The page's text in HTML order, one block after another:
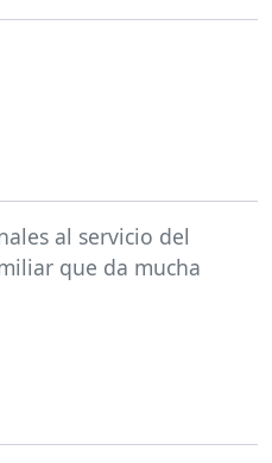
al servicio del
que da mucha